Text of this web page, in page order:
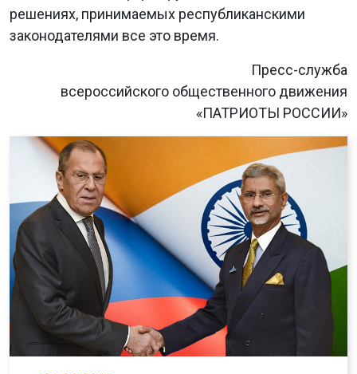
решениях, принимаемых республиканскими
законодателями все это время.
Пресс-служба
всероссийского общественного движения
«ПАТРИОТЫ РОССИИ»